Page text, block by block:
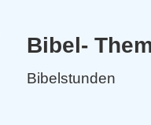
Bibel-
Bibelstunden